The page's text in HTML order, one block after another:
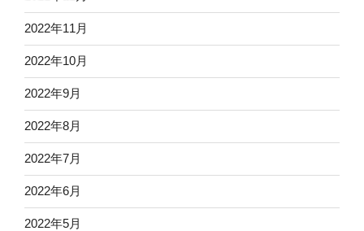
2022年11月
2022年10月
2022年9月
2022年8月
2022年7月
2022年6月
2022年5月